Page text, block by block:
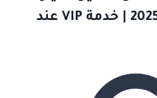
متنقل بالرياض 2025 | خدمة VIP عند